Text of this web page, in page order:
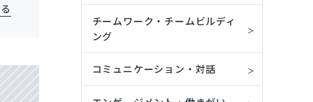
チームワーク・チームビルディ
ング
コミュニケーション・対話